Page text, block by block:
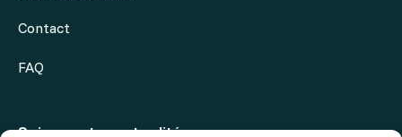
Contact
FAQ
Suivez notre actualité